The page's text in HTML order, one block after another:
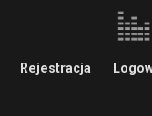
Rejestracja